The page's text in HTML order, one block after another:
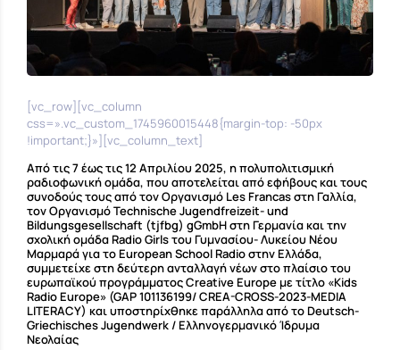
[vc_row][vc_column
css=».vc_custom_1745960015448{margin-top: -50px
!important;}»][vc_column_text]
Από τις 7 έως τις 12 Απριλίου 2025, η πολυπολιτισμική
ραδιοφωνική ομάδα, που αποτελείται από εφήβους και τους
συνοδούς τους από τον Οργανισμό Les Francasστη Γαλλία,
τον ΟργανισμόTechnische Jugendfreizeit- und
Bildungsgesellschaft (tjfbg) gGmbHστη Γερμανία και την
σχολική ομάδα Radio Girls του Γυμνασίου- Λυκείου Νέου
Μαρμαρά για το European School Radio στην Ελλάδα,
συμμετείχε στη δεύτερη ανταλλαγή νέων στο πλαίσιο του
ευρωπαϊκού προγράμματοςCreative Europeμε τίτλο «Kids
Radio Europe» (GAP 101136199/ CREA-CROSS-2023-MEDIA
LITERACY) και υποστηρίχθηκε παράλληλα από τοDeutsch-
Griechisches Jugendwerk / Ελληνογερμανικό Ίδρυμα
Νεολαίας